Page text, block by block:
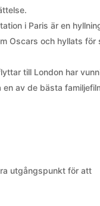
i Paris är en
Oscars och hyllats för
till London har
av de bästa
utgångspunkt för att